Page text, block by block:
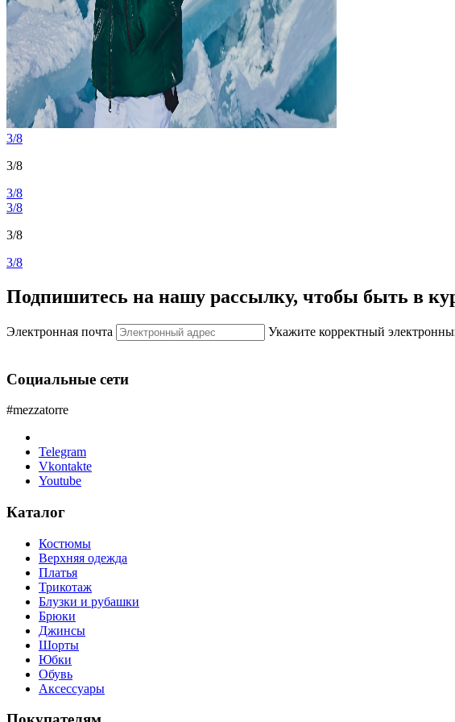
3/8
3/8
3/8
3/8
3/8
3/8
Подпишитесь на нашу рассылку, чтобы быть в
Электронная почта Укажите корректный
Социальные сети
#mezzatorre
Telegram
Vkontakte
Youtube
Каталог
Костюмы
Верхняя одежда
Платья
Трикотаж
Блузки и рубашки
Брюки
Джинсы
Шорты
Юбки
Обувь
Аксессуары